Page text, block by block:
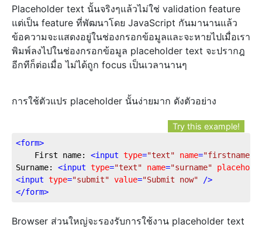
Placeholder text นั้นจริงๆแล้วไม่ใช่ validation feature
แต่เป็น feature ที่พัฒนาโดย JavaScript กันมานานแล้ว
ข้อความจะแสดงอยู่ในช่องกรอกข้อมูลและจะหายไปเมื่อเรา
พิมพ์ลงไปในช่องกรอกข้อมูล placeholder text จะปรากฎ
อีกทีก็ต่อเมื่อ ไม่ได้ถูก focus เป็นเวลานานๆ
การใช้ตัวแปร placeholder นั้นง่ายมาก ดังตัวอย่าง
Try this example!
<form>
	First name:
<input type="text" name="firstname"
Surname: <input type="text" name="surname"
<input type="submit" value="Submit now" />
</form>
Browser ส่วนใหญ่จะรองรับการใช้งาน placeholder text